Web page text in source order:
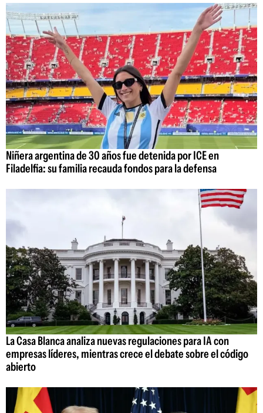
Niñera argentina de 30 años fue detenida por ICE en
Filadelfia: su familia recauda fondos para la defensa
La Casa Blanca analiza nuevas regulaciones para IA con
empresas líderes, mientras crece el debate sobre el código
abierto